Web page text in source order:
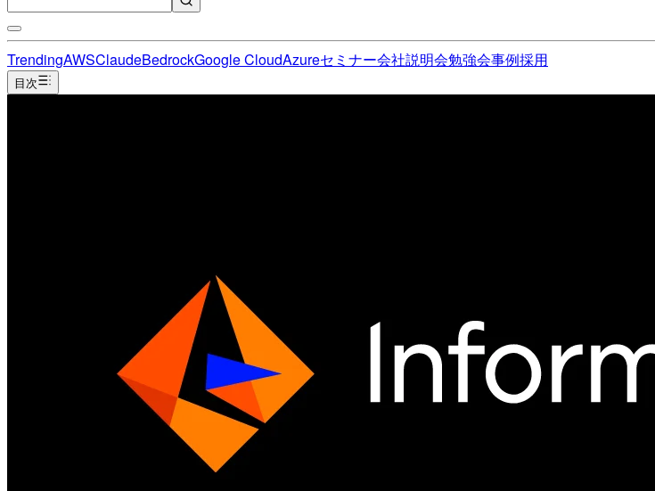
TrendingAWSClaudeBedrockGoogle CloudAzureセミナー会社説明会勉強会事例採用
目次